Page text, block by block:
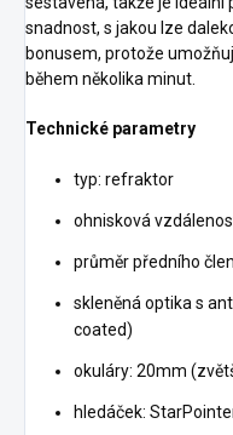
snadnost, s jakou lze
bonusem, protože
během několika minut.
Technické parametry
typ: refraktor
ohnisková
průměr předního
skleněná optika s
coated)
okuláry: 20mm
hledáček: